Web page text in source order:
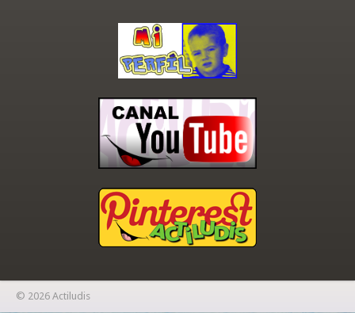
© 2026 Actiludis